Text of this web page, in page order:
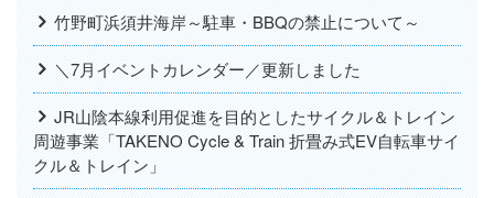
竹野町浜須井海岸～駐車・BBQの禁止について～
＼7月イベントカレンダー／更新しました
JR山陰本線利用促進を目的としたサイクル＆トレイン
周遊事業「TAKENO Cycle & Train 折畳み式EV自転車サイ
クル＆トレイン」